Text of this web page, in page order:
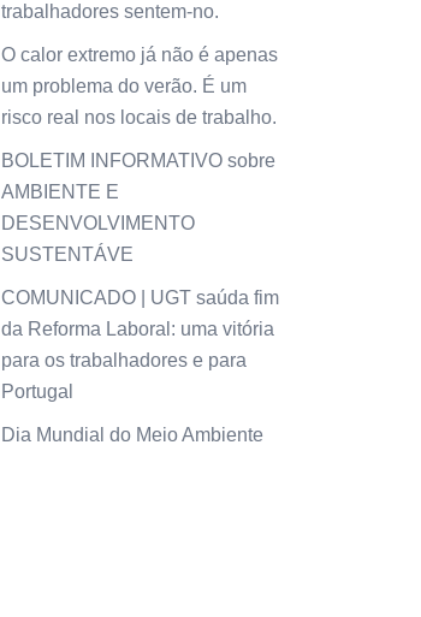
trabalhadores sentem-no.
O calor extremo já não é apenas
um problema do verão. É um
risco real nos locais de trabalho.
BOLETIM INFORMATIVO sobre
AMBIENTE E
DESENVOLVIMENTO
SUSTENTÁVE
COMUNICADO | UGT saúda fim
da Reforma Laboral: uma vitória
para os trabalhadores e para
Portugal
Dia Mundial do Meio Ambiente